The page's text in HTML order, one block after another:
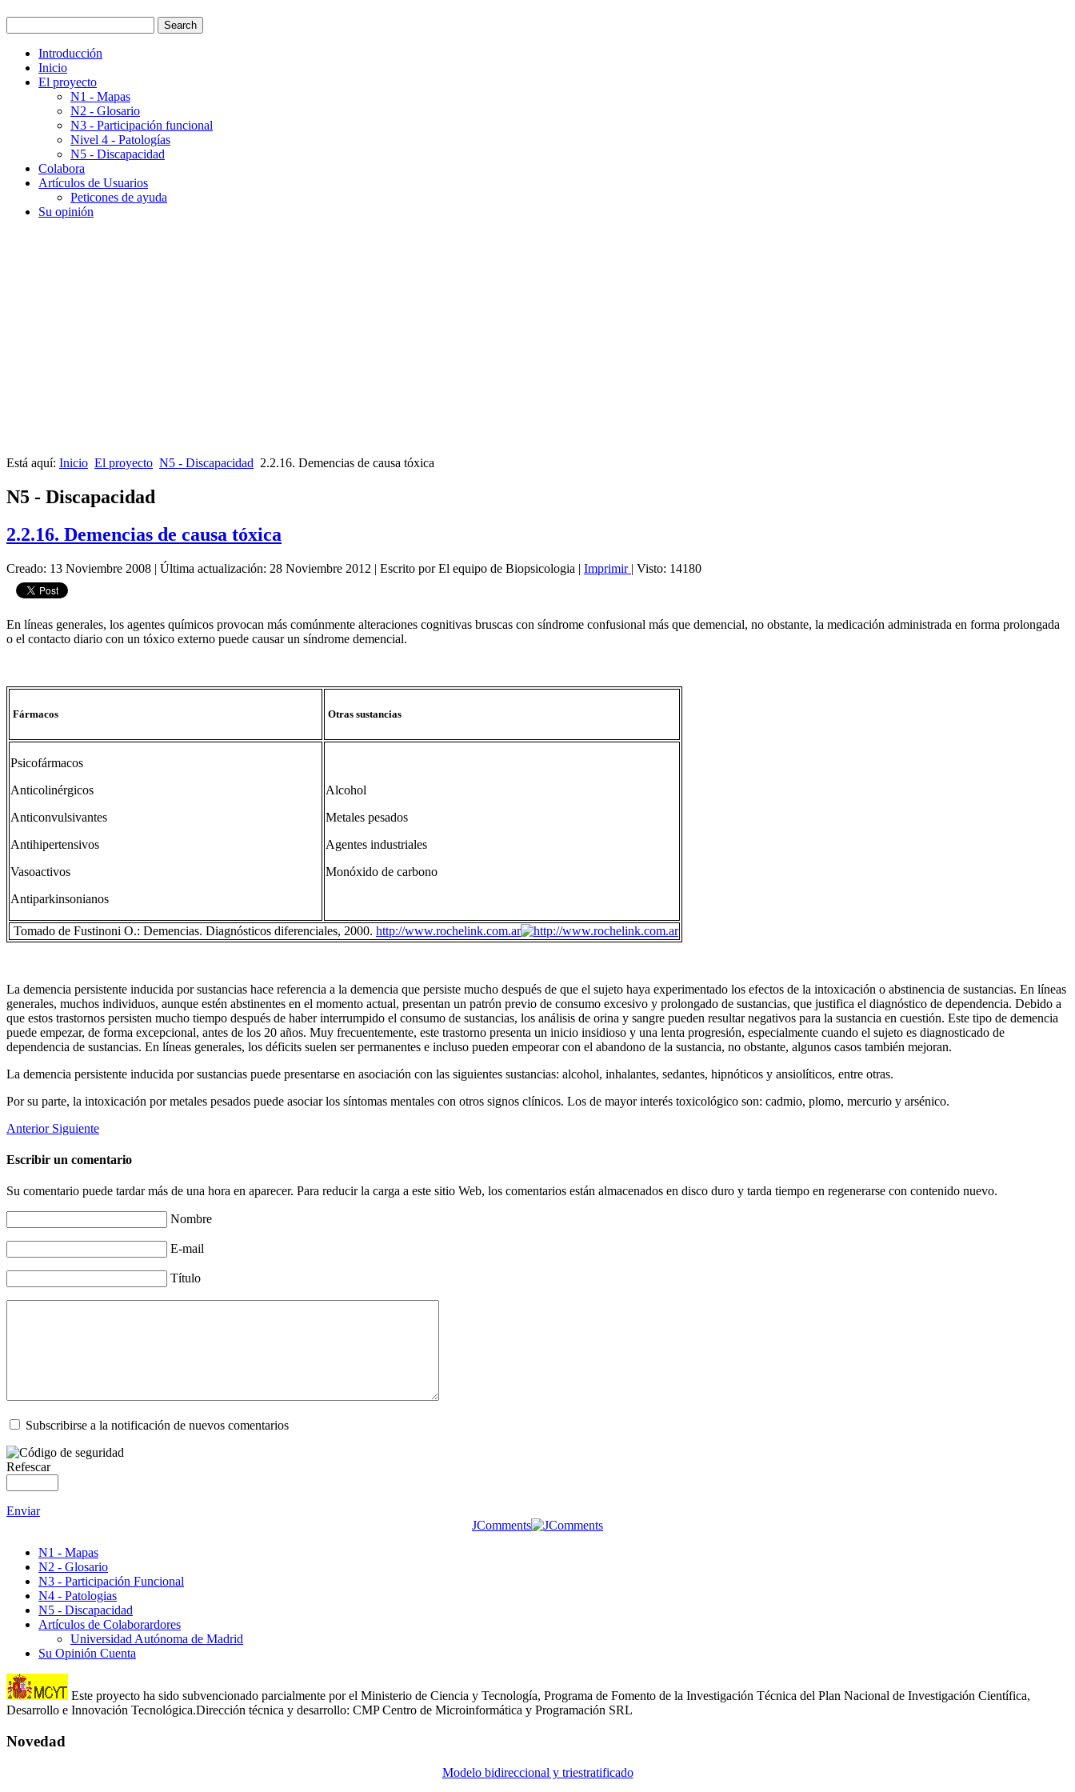
Introducción
Inicio
El proyecto
N1 - Mapas
N2 - Glosario
N3 - Participación funcional
Nivel 4 - Patologías
N5 - Discapacidad
Colabora
Artículos de Usuarios
Peticones de ayuda
Su opinión
Está aquí: Inicio El proyecto N5 - Discapacidad 2.2.16. Demencias de causa tóxica
N5 - Discapacidad
2.2.16. Demencias de causa tóxica
Creado: 13 Noviembre 2008 | Última actualización: 28 Noviembre 2012 | Escrito por El equipo de Biopsicologia | Imprimir | Visto: 14180
En líneas generales, los agentes químicos provocan más comúnmente alteraciones cognitivas bruscas con síndrome confusional más que demencial, no obstante, la medicación administrada en forma prolongada
o el contacto diario con un tóxico externo puede causar un síndrome demencial.
Fármacos Otras sustancias
Psicofármacos
Anticolinérgicos
Anticonvulsivantes
Antihipertensivos
Vasoactivos
Antiparkinsonianos
Alcohol
Metales pesados
Agentes industriales
Monóxido de carbono
Tomado de Fustinoni O.: Demencias. Diagnósticos diferenciales, 2000. http://www.rochelink.com.ar
La demencia persistente inducida por sustancias hace referencia a la demencia que persiste mucho después de que el sujeto haya experimentado los efectos de la intoxicación o abstinencia de sustancias. En líneas
generales, muchos individuos, aunque estén abstinentes en el momento actual, presentan un patrón previo de consumo excesivo y prolongado de sustancias, que justifica el diagnóstico de dependencia. Debido a
que estos trastornos persisten mucho tiempo después de haber interrumpido el consumo de sustancias, los análisis de orina y sangre pueden resultar negativos para la sustancia en cuestión. Este tipo de demencia
puede empezar, de forma excepcional, antes de los 20 años. Muy frecuentemente, este trastorno presenta un inicio insidioso y una lenta progresión, especialmente cuando el sujeto es diagnosticado de
dependencia de sustancias. En líneas generales, los déficits suelen ser permanentes e incluso pueden empeorar con el abandono de la sustancia, no obstante, algunos casos también mejoran.
La demencia persistente inducida por sustancias puede presentarse en asociación con las siguientes sustancias: alcohol, inhalantes, sedantes, hipnóticos y ansiolíticos, entre otras.
Por su parte, la intoxicación por metales pesados puede asociar los síntomas mentales con otros signos clínicos. Los de mayor interés toxicológico son: cadmio, plomo, mercurio y arsénico.
Anterior Siguiente
Escribir un comentario
Su comentario puede tardar más de una hora en aparecer. Para reducir la carga a este sitio Web, los comentarios están almacenados en disco duro y tarda tiempo en regenerarse con contenido nuevo.
Nombre
E-mail
Título
Subscribirse a la notificación de nuevos comentarios
Refescar
Enviar
JComments
N1 - Mapas
N2 - Glosario
N3 - Participación Funcional
N4 - Patologias
N5 - Discapacidad
Artículos de Colaborardores
Universidad Autónoma de Madrid
Su Opinión Cuenta
Este proyecto ha sido subvencionado parcialmente por el Ministerio de Ciencia y Tecnología, Programa de Fomento de la Investigación Técnica del Plan Nacional de Investigación Científica,
Desarrollo e Innovación Tecnológica.Dirección técnica y desarrollo: CMP Centro de Microinformática y Programación SRL
Novedad
Modelo bidireccional y triestratificado